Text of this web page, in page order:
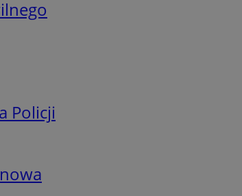
Policji